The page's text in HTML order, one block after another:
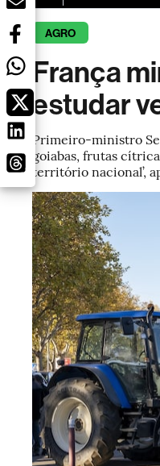
AGRO
França
estudar
Primeiro-ministro
goiabas, frutas
território nacional’,